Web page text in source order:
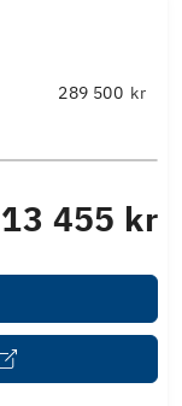
kr
13 455 kr